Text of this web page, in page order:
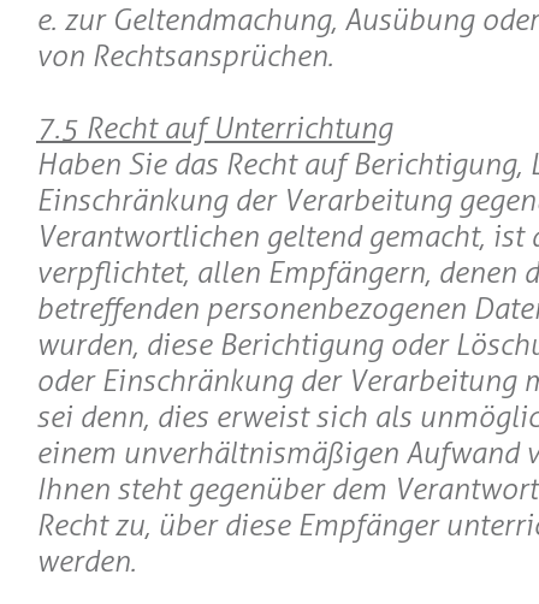
e. zur Geltendmachung, Ausübung
von Rechtsansprüchen.
7.5 Recht auf Unterrichtung
Haben Sie das Recht auf Berichtigung,
Einschränkung der Verarbeitung
Verantwortlichen geltend gemacht, ist
verpflichtet, allen Empfängern, denen
betreffenden personenbezogenen
wurden, diese Berichtigung oder
oder Einschränkung der Verarbeitung
sei denn, dies erweist sich als
einem unverhältnismäßigen Aufwand
Ihnen steht gegenüber dem
Recht zu, über diese Empfänger
werden.